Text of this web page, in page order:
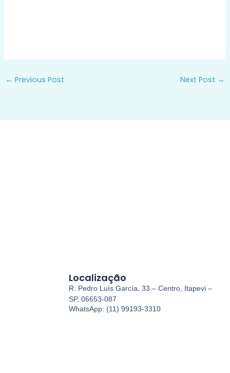
← Previous Post Next Post →
Localização
R. Pedro Luís García, 33 – Centro, Itapevi –
SP, 06653-087
WhatsApp: (11) 99193-3310